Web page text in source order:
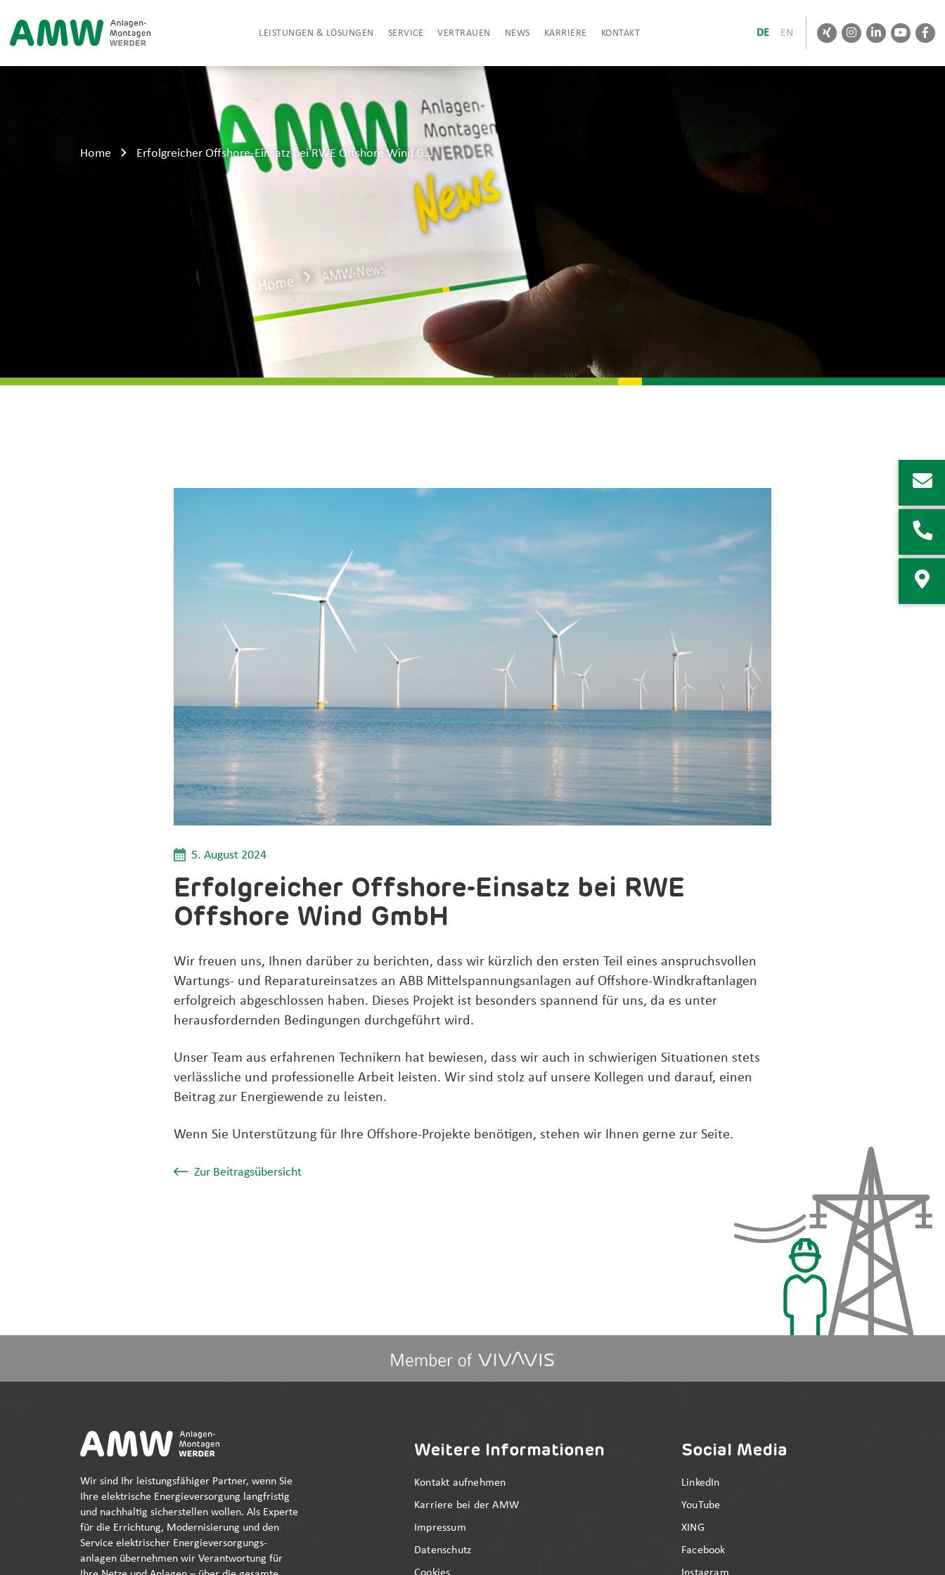
LEISTUNGEN & LÖSUNGEN SERVICE VERTRAUEN NEWS KARRIERE KONTAKT DE EN
Home Erfolgreicher Offshore-Einsatz bei RWE Offshore Wind GmbH
5. August 2024
Erfolgreicher Offshore-Einsatz bei RWE
Offshore Wind GmbH
Wir freuen uns, Ihnen darüber zu berichten, dass wir kürzlich den ersten Teil eines anspruchsvollen
Wartungs- und Reparatureinsatzes an ABB Mittelspannungsanlagen auf Offshore-Windkraftanlagen
erfolgreich abgeschlossen haben. Dieses Projekt ist besonders spannend für uns, da es unter
herausfordernden Bedingungen durchgeführt wird.
Unser Team aus erfahrenen Technikern hat bewiesen, dass wir auch in schwierigen Situationen stets
verlässliche und professionelle Arbeit leisten. Wir sind stolz auf unsere Kollegen und darauf, einen
Beitrag zur Energiewende zu leisten.
Wenn Sie Unterstützung für Ihre Offshore-Projekte benötigen, stehen wir Ihnen gerne zur Seite.
Zur Beitragsübersicht
Wir sind Ihr leistungsfähiger Partner, wenn Sie
Ihre elektrische Energieversorgung langfristig
und nachhaltig sicherstellen wollen. Als Experte
für die Errichtung, Modernisierung und den
Service elektrischer Energieversorgungs-
anlagen übernehmen wir Verantwortung für
Weitere Informationen
Kontakt aufnehmen
Karriere bei der AMW
Impressum
Datenschutz
Social Media
LinkedIn
YouTube
XING
Facebook